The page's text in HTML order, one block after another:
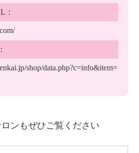
：
shop/data.php?c=info&item=
ンもぜひご覧ください